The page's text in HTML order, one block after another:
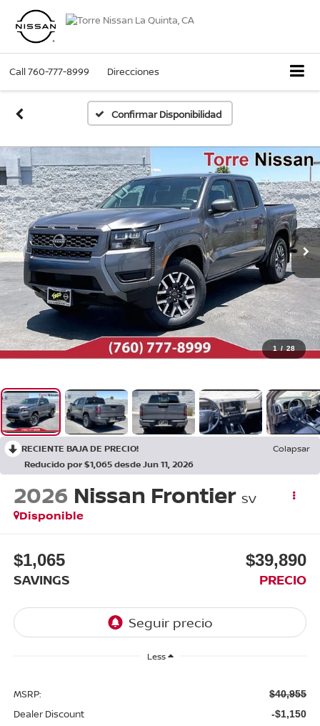
Call760-777-8999 Direcciones
Confirmar Disponibilidad
1 / 28
RECIENTE BAJA DE PRECIO!
Colapsar
Reducido por $1,065 desde Jun 11, 2026
2026 Nissan Frontier SV
Disponible
$1,065
SAVINGS
$39,890
PRECIO
Less
MSRP: $40,955
Dealer Discount -$1,150